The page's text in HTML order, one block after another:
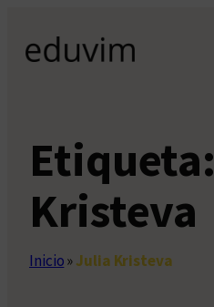
contenido
Etiqueta:
Kristeva
Inicio»Julia Kristeva